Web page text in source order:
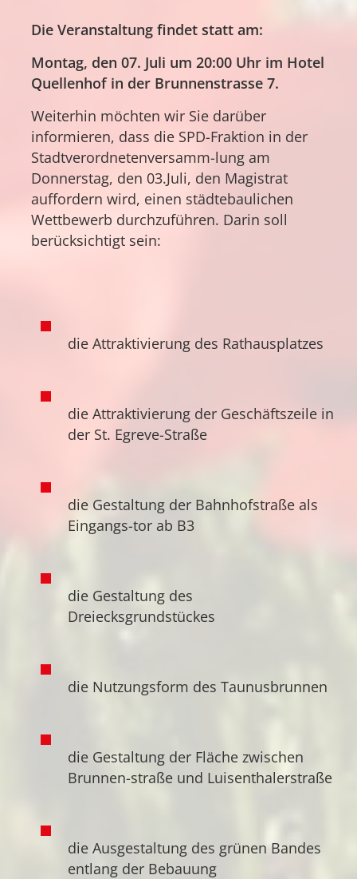
Die Veranstaltung findet statt am:
Montag, den 07. Juli um 20:00 Uhr im Hotel
Quellenhof in der Brunnenstrasse 7.
Weiterhin möchten wir Sie darüber
informieren, dass die SPD-Fraktion in der
Stadtverordnetenversamm-lung am
Donnerstag, den 03.Juli, den Magistrat
auffordern wird, einen städtebaulichen
Wettbewerb durchzuführen. Darin soll
berücksichtigt sein:
die Attraktivierung des Rathausplatzes
die Attraktivierung der Geschäftszeile in
der St. Egreve-Straße
die Gestaltung der Bahnhofstraße als
Eingangs-tor ab B3
die Gestaltung des
Dreiecksgrundstückes
die Nutzungsform des Taunusbrunnen
die Gestaltung der Fläche zwischen
Brunnen-straße und Luisenthalerstraße
die Ausgestaltung des grünen Bandes
entlang der Bebauung